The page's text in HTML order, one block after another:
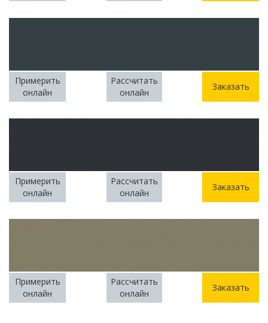
Примерить
онлайн
Рассчитать
онлайн
Заказать
Примерить
онлайн
Рассчитать
онлайн
Заказать
Примерить
онлайн
Рассчитать
онлайн
Заказать